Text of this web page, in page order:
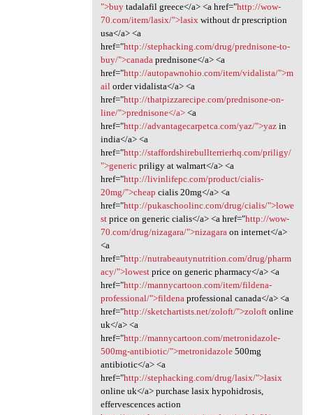
">buytadalafil greece</a> <a href="http://wow-
70.com/item/lasix/">lasixwithout dr prescription
usa</a> <a
href="http://stephacking.com/drug/prednisone-to-
buy/">canadaprednisone</a> <a
href="http://autopawnohio.com/item/vidalista/">m
ailorder vidalista</a> <a
href="http://thatpizzarecipe.com/prednisone-on-
line/">prednisone</a><a
href="http://advantagecarpetca.com/yaz/">yazin
india</a> <a
href="http://staffordshirebullterrierhq.com/priligy/
">genericpriligy at walmart</a> <a
href="http://livinlifepc.com/product/cialis-
20mg/">cheap cialis 20mg</a> <a
href="http://pukaschoolinc.com/drug/cialis/">lowe
stprice on generic cialis</a> <a href="http://wow-
70.com/drug/nizagara/">nizagaraon internet</a>
<a
href="http://nutrabeautynutrition.com/drug/pharm
acy/">lowestprice on generic pharmacy</a> <a
href="http://mannycartoon.com/item/fildena-
professional/">fildenaprofessional canada</a> <a
href="http://sketchartists.net/zoloft/">zoloftonline
uk</a> <a
href="http://mannycartoon.com/metronidazole-
500mg-antibiotic/">metronidazole500mg
antibiotic</a> <a
href="http://stephacking.com/drug/lasix/">lasix
online uk</a> purchase lasix hypohidrosis,
effervescences action